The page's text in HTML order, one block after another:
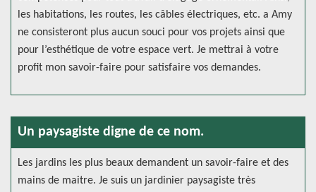
les habitations, les routes, les câbles électriques, etc. a Amy
ne consisteront plus aucun souci pour vos projets ainsi que
pour l’esthétique de votre espace vert. Je mettrai à votre
profit mon savoir-faire pour satisfaire vos demandes.
Un paysagiste digne de ce nom.
Les jardins les plus beaux demandent un savoir-faire et des
mains de maitre. Je suis un jardinier paysagiste très